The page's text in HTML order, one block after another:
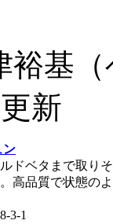
裕基
新
ン
ドベタまで取りそ
高品質で状態のよ
3-1